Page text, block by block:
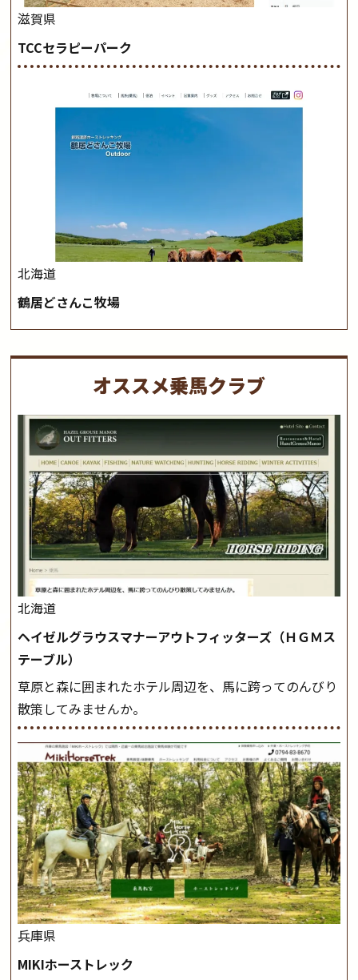
滋賀県
TCCセラピーパーク
北海道
鶴居どさんこ牧場
オススメ乗馬クラブ
北海道
ヘイゼルグラウスマナーアウトフィッターズ（ＨＧＭス
テーブル）
草原と森に囲まれたホテル周辺を、馬に跨ってのんびり
散策してみませんか。
兵庫県
MIKIホーストレック